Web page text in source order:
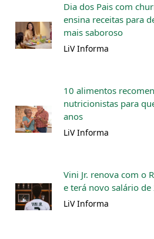
Dia dos Pais com
ensina receitas para
mais saboroso
LiV Informa
10 alimentos
nutricionistas para
anos
LiV Informa
Vini Jr. renova com o
e terá novo salário
LiV Informa